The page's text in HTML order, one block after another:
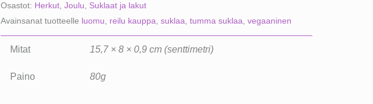
Rich
määrä
Osastot: Herkut, Joulu, Suklaat ja lakut
Avainsanat tuotteelle luomu, reilu kauppa, suklaa, tumma suklaa, vegaaninen
Mitat 15,7 × 8 × 0,9 cm (senttimetri)
Paino 80g